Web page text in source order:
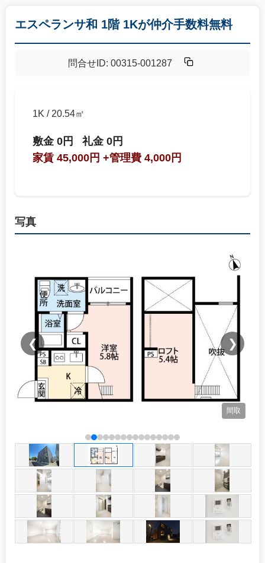
エスペランサ和 1階 1Kが仲介手数料無料
問合せID: 00315-001287
1K / 20.54㎡
敷金 0円
礼金 0円
家賃 45,000円 +管理費 4,000円
写真
間取
❮ ❯